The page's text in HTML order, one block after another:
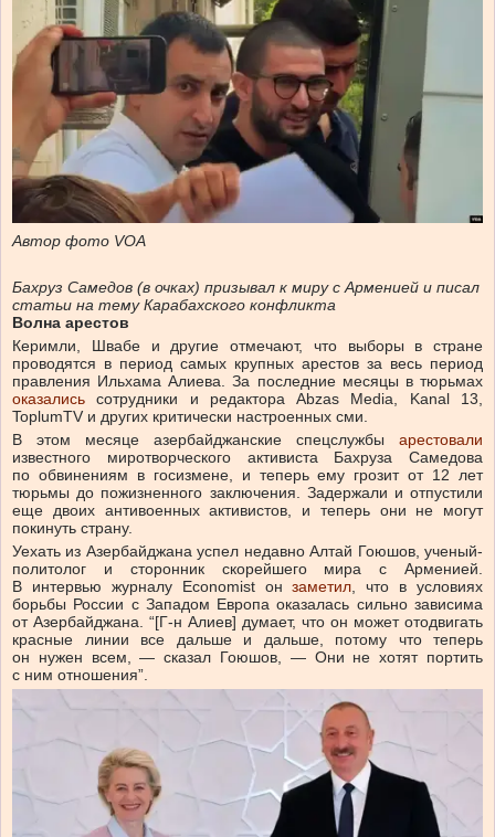
Автор фото VOA
Бахруз Самедов (в очках) призывал к миру с Арменией и писал
статьи на тему Карабахского конфликта
Волна арестов
Керимли, Швабе и другие отмечают, что выборы в стране
проводятся в период самых крупных арестов за весь период
правления Ильхама Алиева. За последние месяцы в тюрьмах
оказалисьсотрудники и редактора Abzas Media, Kanal 13,
ToplumTV и других критически настроенных сми.
В этом месяце азербайджанские спецслужбы арестовали
известного миротворческого активиста Бахруза Самедова
по обвинениям в госизмене, и теперь ему грозит от 12 лет
тюрьмы до пожизненного заключения. Задержали и отпустили
еще двоих антивоенных активистов, и теперь они не могут
покинуть страну.
Уехать из Азербайджана успел недавно Алтай Гоюшов, ученый-
политолог и сторонник скорейшего мира с Арменией.
В интервью журналу Economist онзаметил , что в условиях
борьбы России с Западом Европа оказалась сильно зависима
от Азербайджана. “[Г-н Алиев] думает, что он может отодвигать
красные линии все дальше и дальше, потому что теперь
он нужен всем, — сказал Гоюшов, — Они не хотят портить
с ним отношения”.